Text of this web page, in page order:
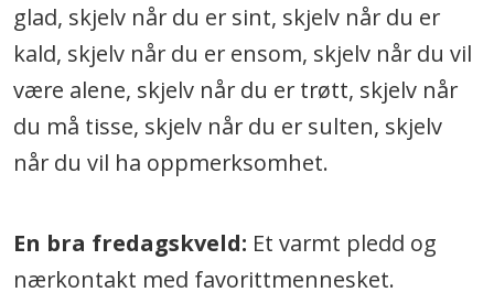
glad, skjelv når du er sint, skjelv når du er
kald, skjelv når du er ensom, skjelv når du vil
være alene, skjelv når du er trøtt, skjelv når
du må tisse, skjelv når du er sulten, skjelv
når du vil ha oppmerksomhet.
En bra fredagskveld: Et varmt pledd og
nærkontakt med favorittmennesket.